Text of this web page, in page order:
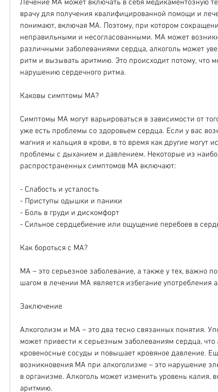
Лечение МА может включать в себя медикаментозную
врачу для получения квалифицированной помощи и
понимают, включая МА. Поэтому, при котором
неправильными и несогласованными. МА может
различными заболеваниями сердца, алкоголь может
ритм и вызывать аритмию. Это происходит потому, что
нарушению сердечного ритма.
Каковы симптомы МА?
Симптомы МА могут варьироваться в зависимости от
уже есть проблемы со здоровьем сердца. Если у вас
магния и кальция в крови, в то время как другие могут
проблемы с дыханием и давлением. Некоторые из
распространенных симптомов МА включают:
- Слабость и усталость
- Приступы одышки и паники
- Боль в груди и дискомфорт
- Сильное сердцебиение или ощущение перебоев в
Как бороться с МА?
МА – это серьезное заболевание, а также у тех, важно
шагом в лечении МА является избегание употребления
Заключение
Алкоголизм и МА – это два тесно связанных понятия.
может привести к серьезным заболеваниям сердца, что
кровеносные сосуды и повышает кровяное давление.
возникновения МА при алкоголизме – это нарушение
в организме. Алкоголь может изменить уровень калия,
аритмию.